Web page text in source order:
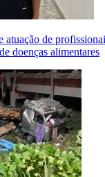
atuação de
doenças alimentares